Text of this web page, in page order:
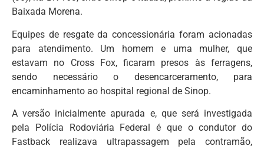
Baixada Morena.
Equipes de resgate da concessionária foram acionadas
para atendimento. Um homem e uma mulher, que
estavam no Cross Fox, ficaram presos às ferragens,
sendo necessário o desencarceramento, para
encaminhamento ao hospital regional de Sinop.
A versão inicialmente apurada e, que será investigada
pela Polícia Rodoviária Federal é que o condutor do
Fastback realizava ultrapassagem pela contramão,